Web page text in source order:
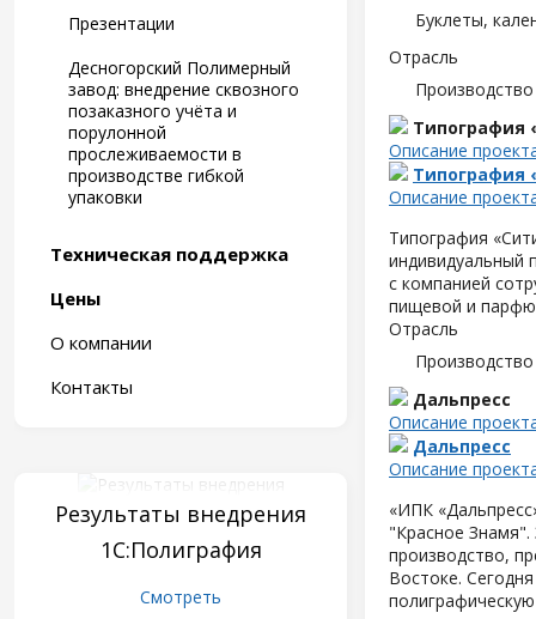
Презентации
Десногорский Полимерный
завод: внедрение сквозного
позаказного учёта и
порулонной
прослеживаемости в
производстве гибкой
упаковки
Техническая поддержка
Цены
О компании
Контакты
Результаты внедрения
1С:Полиграфия
Смотреть
Буклеты,
Отрасль
Типография
Описание
Типография
Описание
Типография
индивидуальный
с компанией
пищевой и
Отрасль
Дальпресс
Описание
Дальпресс
Описание
«ИПК
"Красное Знамя".
производство,
Востоке.